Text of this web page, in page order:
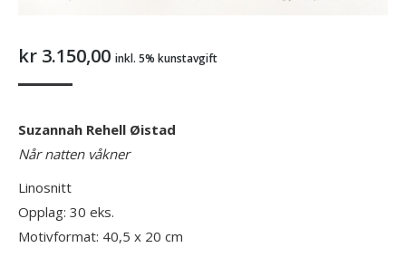
kr 3.150,00 inkl. 5% kunstavgift
Suzannah Rehell Øistad
Når natten våkner
Linosnitt
Opplag: 30 eks.
Motivformat: 40,5 x 20 cm